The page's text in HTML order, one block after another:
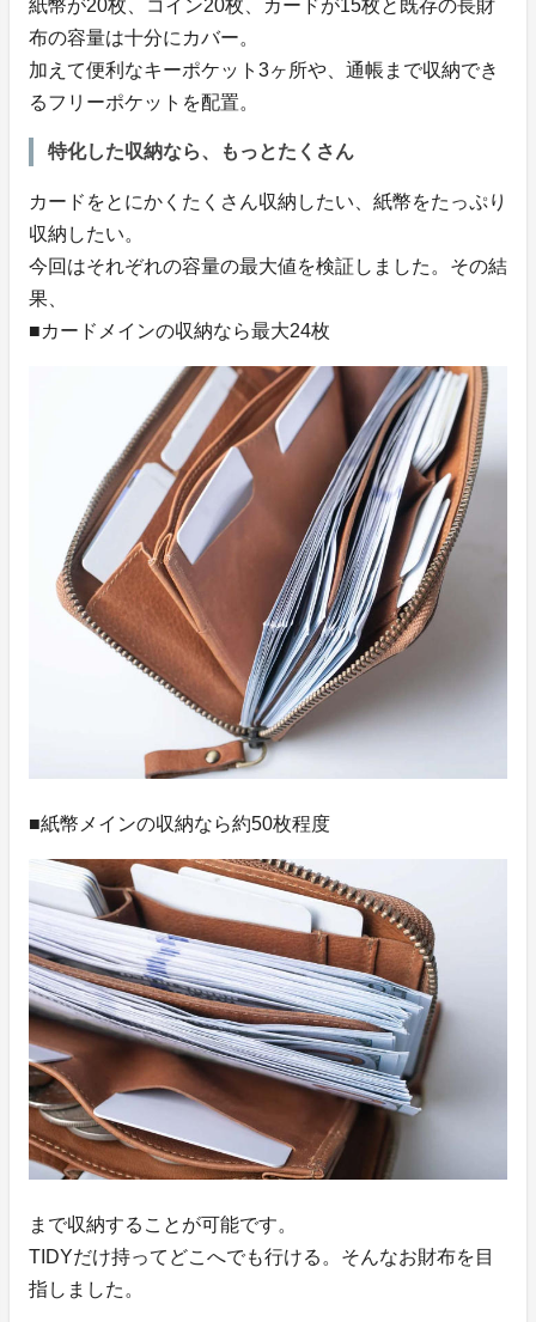
紙幣が20枚、コイン20枚、カードが15枚と既存の長財
布の容量は十分にカバー。
加えて便利なキーポケット3ヶ所や、通帳まで収納でき
るフリーポケットを配置。
特化した収納なら、もっとたくさん
カードをとにかくたくさん収納したい、紙幣をたっぷり
収納したい。
今回はそれぞれの容量の最大値を検証しました。その結
果、
■カードメインの収納なら最大24枚
■紙幣メインの収納なら約50枚程度
まで収納することが可能です。
TIDYだけ持ってどこへでも行ける。そんなお財布を目
指しました。